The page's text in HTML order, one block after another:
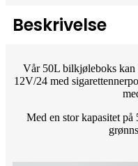
Beskrivelse
Vår 50L bilkjøleboks kan
12V/24 med
Med en stor kapasitet